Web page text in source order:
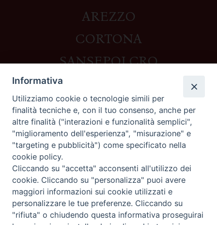
AREZZO
CORTONA
SANSEPOLCRO
Contatti
Piazza del Duomo,1 - 52100 Arezzo
segreteria@diocesi.arezzo.it
Informativa privacy
Seguici su
Informativa
Utilizziamo cookie o tecnologie simili per
finalità tecniche e, con il tuo consenso, anche per
altre finalità ("interazioni e funzionalità semplici",
"miglioramento dell'esperienza", "misurazione" e
"targeting e pubblicità") come specificato nella
cookie policy.
Cliccando su "accetta" acconsenti all'utilizzo dei
cookie. Cliccando su "personalizza" puoi avere
maggiori informazioni sui cookie utilizzati e
personalizzare le tue preferenze. Cliccando su
"rifiuta" o chiudendo questa informativa proseguirai